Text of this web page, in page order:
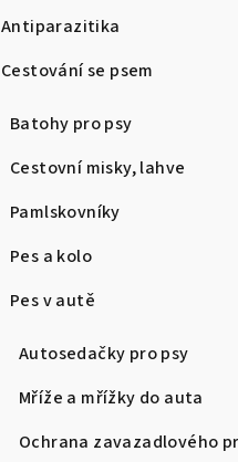
Antiparazitika
Cestování se psem
Batohy pro psy
Cestovní misky, lahve
Pamlskovníky
Pes a kolo
Pes v autě
Autosedačky pro psy
Mříže a mřížky do auta
Ochrana zavazadlového